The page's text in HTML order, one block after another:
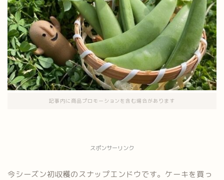
記事内に商品プロモーションを含む場合があります
スポンサーリンク
今シーズン初収穫のスナップエンドウです。ケーキを買っ